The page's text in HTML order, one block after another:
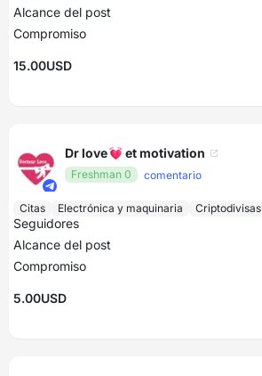
Alcance del post
Compromiso
15.00USD
Dr love💓 et motivation
Freshman 0 comentario
Citas Electrónica y maquinaria Criptodivisas
Seguidores
Alcance del post
Compromiso
5.00USD